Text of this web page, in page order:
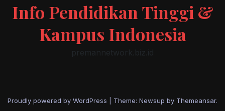
Info Pendidikan Tinggi &
Kampus Indonesia
premannetwork.biz.id
Proudly powered by WordPress Theme: Newsup by Themeansar.